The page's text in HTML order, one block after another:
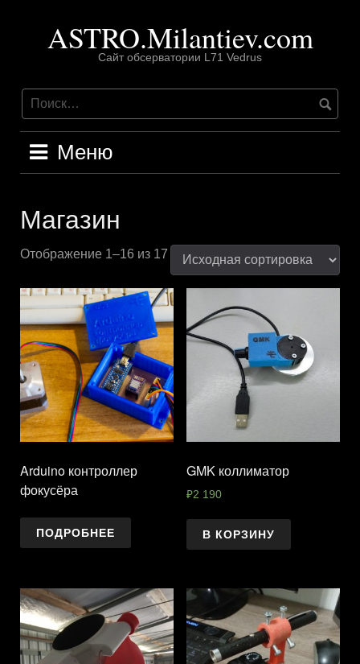
содержимомуASTRO.Milantiev.com
Сайт обсерватории L71 Vedrus
Меню
Магазин
Отображение 1–16 из 17
Arduino контроллер
фокусёра
ПОДРОБНЕЕ
GMK коллиматор
₽2 190
В КОРЗИНУ